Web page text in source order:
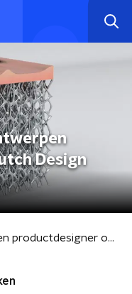
Design
Wetenschapper en productdesigner ontwerpen unieke stoel voor Dutch Design Week